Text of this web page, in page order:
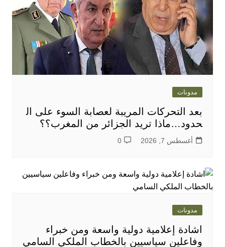
مدونات
بعد التحركات المريبة لعصابة السوء على ال
حدود…ماذا تريد الجزائر من المغرب؟؟
أغسطس 7, 2026 0
مدونات
اشادة إعلامية دولية واسعة ومن خبراء
وفاعلين سياسيين بالخطاب الملكي السامي